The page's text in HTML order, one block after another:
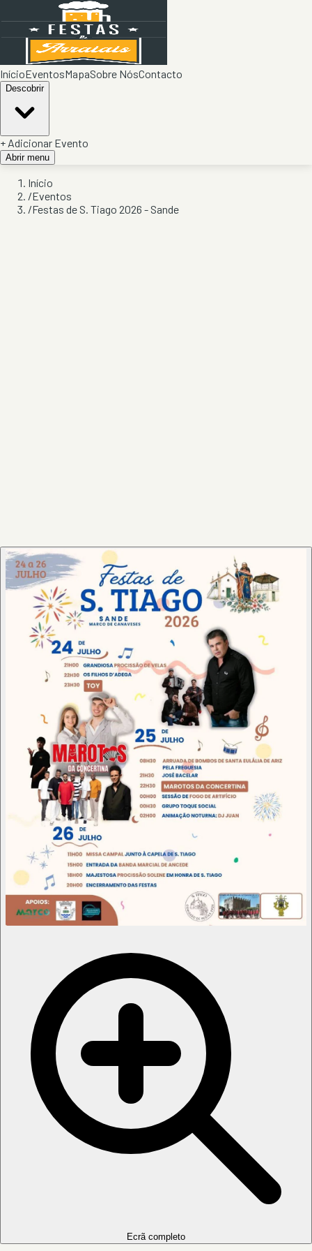
InícioEventosMapaSobre NósContacto
Descobrir
+ Adicionar Evento
Abrir menu
Início
/Eventos
/Festas de S. Tiago 2026 - Sande
Ecrã completo